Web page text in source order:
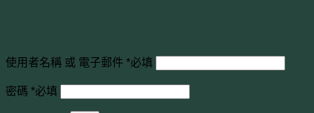
使用者名稱 或 電子郵件 *必填
密碼 *必填